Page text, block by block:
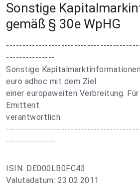
Sonstige
gemäß § 30e WpHG
---------------
Sonstige
euro adhoc mit dem Ziel
einer europaweiten Verbreitung.
Emittent
verantwortlich.
---------------
ISIN: DE000LB0FC43
Valutadatum: 23.02.2011